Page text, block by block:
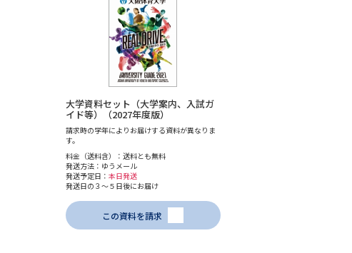
大学資料セット（大学案内、入試ガ
イド等）（2027年度版）
請求時の学年によりお届けする資料が異なりま
す。
料金（送料含）：送料とも無料
発送方法：ゆうメール
発送予定日： 本日発送
発送日の３～５日後にお届け
この資料を請求